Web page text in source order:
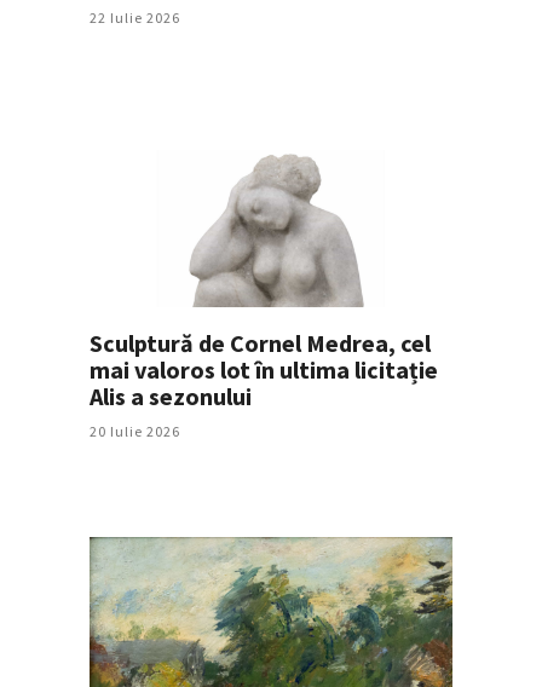
22 Iulie 2026
Sculptură de Cornel Medrea, cel
mai valoros lot în ultima licitație
Alis a sezonului
20 Iulie 2026